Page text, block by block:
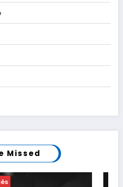
Missed